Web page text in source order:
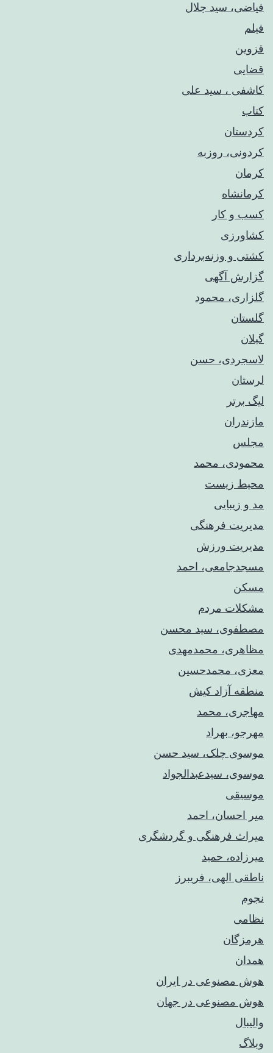
فیاضی، سید جلال
فیلم
قزوین
قضایی
کاشفی ، سید علی
کتاب
کردستان
کردونی، روزبه
کرمان
کرمانشاه
کسب و کار
کشاورزی
کشتی و وزنه‌برداری
گزارش آگهی
گلزاری، محمود
گلستان
گیلان
لاسجردی، حسن
لرستان
لیگ برتر
مازندران
مجلس
محمودی، محمد
محیط زیست
مد و زیبایی
مدیریت فرهنگی
مدیریت ورزش
مسجدجامعی، احمد
مسکن
مشکلات مردم
مصطفوی، سید محسن
مظاهری، محمدمهدی
معزی، محمدحسین
منطقه آزاد کیش
مهاجری، محمد
مهرجو، بهراد
موسوی چلک، سید حسن
موسوی، سیدعبدالجواد
موسیقی
میر احسان، احمد
میراث فرهنگی و گردشگری
میرزاده، حمید
ناطقی الهی، فریبرز
نجوم
نظامی
هرمزگان
همدان
هوش مصنوعی در ایران
هوش مصنوعی در جهان
والیبال
وبلاگ